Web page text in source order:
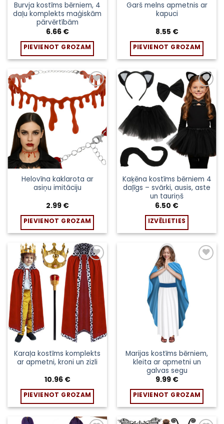
Burvja kostīms bērniem, 4
daļu komplekts maģiskām
pārvērtībām
6.66 €
PIEVIENOT GROZAM
Garš melns apmetnis ar
kapuci
8.55 €
PIEVIENOT GROZAM
Pievienot
sarakstam
Helovīna kaklarota ar
asiņu imitāciju
2.99 €
PIEVIENOT GROZAM
Pievienot
sarakstam
Kaķēna kostīms bērniem 4
daļīgs – svārki, ausis, aste
un tauriņš
6.50 €
IZVĒLIETIES
This
product
has
multiple
variants.
The
options
may
chosen
on
the
product
page
Pievienot
sarakstam
Karaļa kostīms komplekts
ar apmetni, kroni un zizli
10.96 €
PIEVIENOT GROZAM
sarakstam
Marijas kostīms bērniem,
kleita ar apmetni un
galvas segu
9.99 €
PIEVIENOT GROZAM